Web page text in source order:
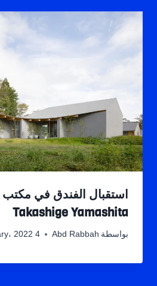
Takashige Yamashita
بواسطة Abd Rabbah 4 February، 2022